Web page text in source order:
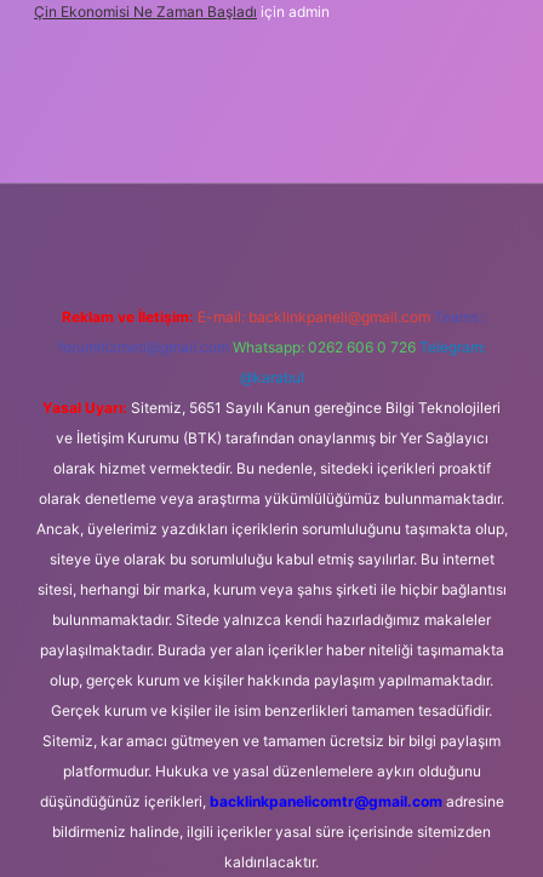
Çin Ekonomisi Ne Zaman Başladı için admin
Reklam ve İletişim: E-mail: backlinkpaneli@gmail.com Teams:
forumhizmeti@gmail.com Whatsapp: 0262 606 0 726 Telegram:
@karabul
Yasal Uyarı: Sitemiz, 5651 Sayılı Kanun gereğince Bilgi Teknolojileri
ve İletişim Kurumu (BTK) tarafından onaylanmış bir Yer Sağlayıcı
olarak hizmet vermektedir. Bu nedenle, sitedeki içerikleri proaktif
olarak denetleme veya araştırma yükümlülüğümüz bulunmamaktadır.
Ancak, üyelerimiz yazdıkları içeriklerin sorumluluğunu taşımakta olup,
siteye üye olarak bu sorumluluğu kabul etmiş sayılırlar. Bu internet
sitesi, herhangi bir marka, kurum veya şahıs şirketi ile hiçbir bağlantısı
bulunmamaktadır. Sitede yalnızca kendi hazırladığımız makaleler
paylaşılmaktadır. Burada yer alan içerikler haber niteliği taşımamakta
olup, gerçek kurum ve kişiler hakkında paylaşım yapılmamaktadır.
Gerçek kurum ve kişiler ile isim benzerlikleri tamamen tesadüfidir.
Sitemiz, kar amacı gütmeyen ve tamamen ücretsiz bir bilgi paylaşım
platformudur. Hukuka ve yasal düzenlemelere aykırı olduğunu
düşündüğünüz içerikleri, backlinkpanelicomtr@gmail.comadresine
bildirmeniz halinde, ilgili içerikler yasal süre içerisinde sitemizden
kaldırılacaktır.